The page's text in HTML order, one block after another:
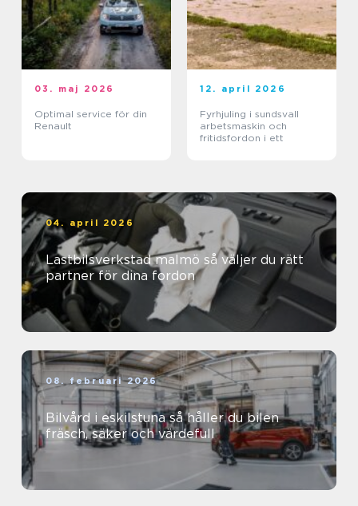
03. maj 2026
Optimal service för din
Renault
12. april 2026
Fyrhjuling i sundsvall
arbetsmaskin och
fritidsfordon i ett
04. april 2026
Lastbilsverkstad malmö så väljer du rätt
partner för dina fordon
08. februari 2026
Bilvård i eskilstuna så håller du bilen
fräsch, säker och värdefull